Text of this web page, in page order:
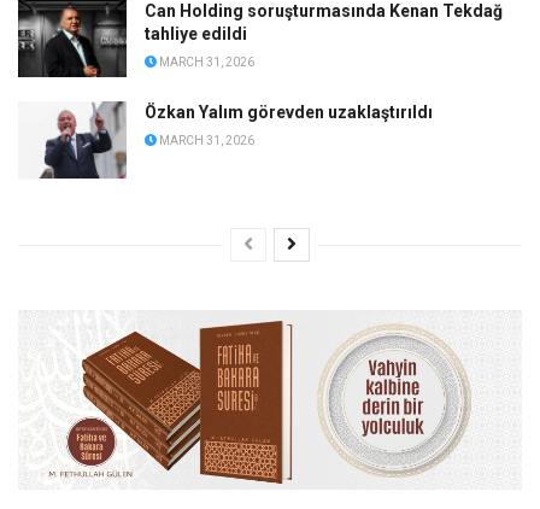
Can Holding soruşturmasında Kenan Tekdağ
tahliye edildi
MARCH 31, 2026
Özkan Yalım görevden uzaklaştırıldı
MARCH 31, 2026